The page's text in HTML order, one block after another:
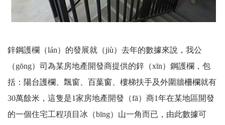
鋅鋼護欄（lán）的發展就（jiù）去年的數據來說，我公
（gōng）司為某房地產開發商提供的鋅（xīn）鋼護欄，包
括： 陽台護欄 、飄窗、 百葉窗 、樓梯扶手及外圍牆柵欄就有
30萬餘米，這隻是1家房地產開發（fā）商1年在某地區開發
的一個住宅工程項目冰（bīng）山一角而已，由此數據可